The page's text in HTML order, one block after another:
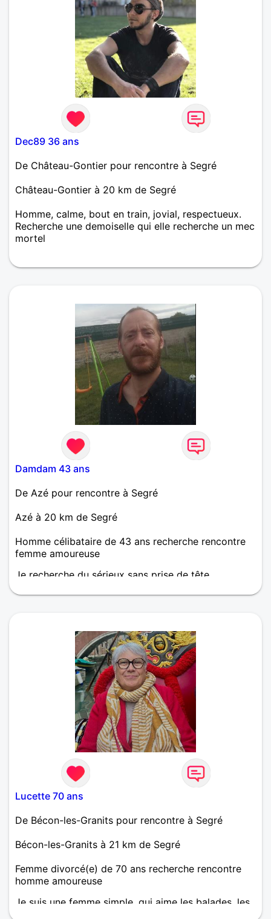
jour sur deux avec mon loulou Sam. Je fais de la
photo animalière également mais il m' arrive aussi
de faire de la photo de rue et de paysage. Si je me
suis inscrit sur ce site , c' est pour pouvoir partager,
échanger, discuter et pourquoi pas rencontrer une
charmante personne de ma commune ou bien une
autre commune. Si vous souhaitez m' écrire , je
vous répondrai. Merci à tous et à toutes. Philippe
Dec89 36 ans
De Château-Gontier pour rencontre à Segré
Château-Gontier à 20 km de Segré
Homme, calme, bout en train, jovial, respectueux.
Recherche une demoiselle qui elle recherche un mec
mortel
Damdam 43 ans
De Azé pour rencontre à Segré
Azé à 20 km de Segré
Homme célibataire de 43 ans recherche rencontre
femme amoureuse
Je recherche du sérieux sans prise de tête
Lucette 70 ans
De Bécon-les-Granits pour rencontre à Segré
Bécon-les-Granits à 21 km de Segré
Femme divorcé(e) de 70 ans recherche rencontre
homme amoureuse
Je suis une femme simple ,qui aime les balades, les